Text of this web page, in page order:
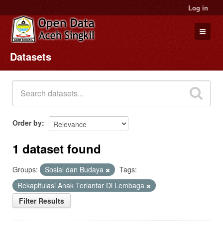
Log in
Datasets
Organizations
Groups
About
Datasets
Order by
1 dataset found
Groups: Sosial dan Budaya
Tags:
Rekapitulasi Anak Terlantar Di Lembaga
Filter Results